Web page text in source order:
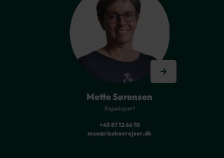
Mette Sørensen
Rejsekspert
+45 87 12 66 10
mso@risskovrejser.dk